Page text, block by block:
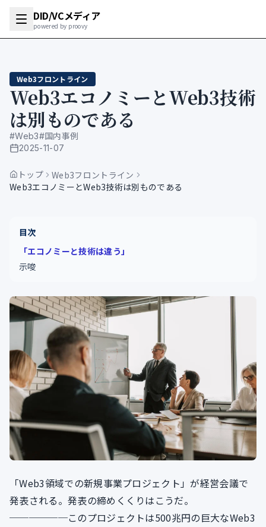
DID/VCメディア
powered by proovy
Web3フロントライン
Web3エコノミーとWeb3技術
は別ものである
#Web3#国内事例
公開日
2025-11-07
トップ
Web3フロントライン
Web3エコノミーとWeb3技術は別ものである
目次
「エコノミーと技術は違う」
示唆
「Web3領域での新規事業プロジェクト」が経営会議で
発表される。発表の締めくくりはこうだ。
──────このプロジェクトは500兆円の巨大なWeb3